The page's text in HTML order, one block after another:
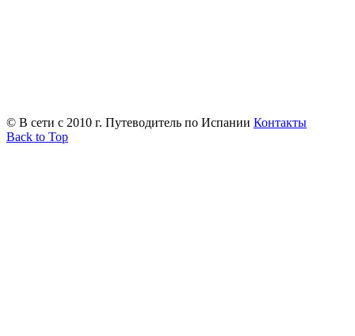
© В сети с 2010 г. Путеводитель по Испании Контакты
Back to Top